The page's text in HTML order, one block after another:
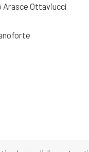
Arasce Ottaviucci